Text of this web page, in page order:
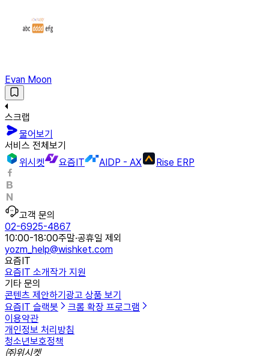
Evan Moon
스크랩
물어보기
서비스 전체보기
위시켓
요즘IT AIDP - AX Rise ERP
고객 문의
02-6925-4867
10:00-18:00주말·공휴일 제외
yozm_help@wishket.com
요즘IT
요즘IT 소개작가 지원
기타 문의
콘텐츠 제안하기 광고 상품 보기
요즘IT 슬랙봇
크롬 확장 프로그램
이용약관
개인정보 처리방침
청소년보호정책
㈜위시켓